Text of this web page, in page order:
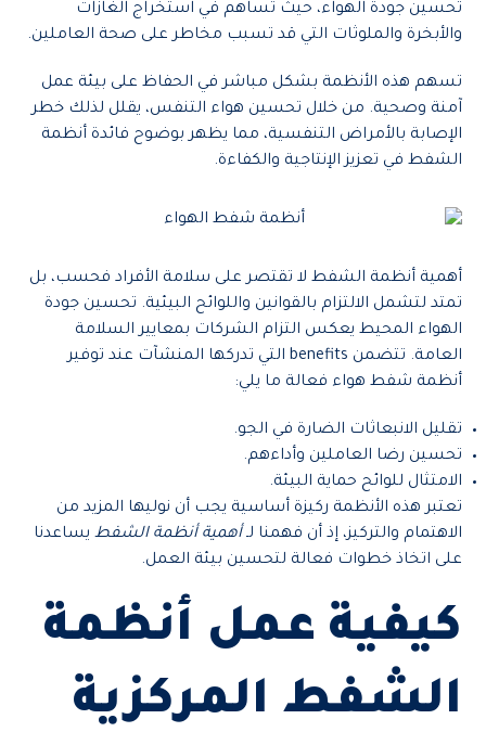
تحسين جودة الهواء، حيث تساهم في استخراج الغازات
والأبخرة والملوثات التي قد تسبب مخاطر على صحة العاملين.
تسهم هذه الأنظمة بشكل مباشر في الحفاظ على بيئة عمل
آمنة وصحية. من خلال تحسين هواء التنفس، يقلل لذلك خطر
الإصابة بالأمراض التنفسية، مما يظهر بوضوح فائدة أنظمة
الشفط في تعزيز الإنتاجية والكفاءة.
أهمية أنظمة الشفط لا تقتصر على سلامة الأفراد فحسب، بل
تمتد لتشمل الالتزام بالقوانين واللوائح البيئية. تحسين جودة
الهواء المحيط يعكس التزام الشركات بمعايير السلامة
العامة. تتضمن benefits التي تدركها المنشآت عند توفير
أنظمة شفط هواء فعالة ما يلي:
تقليل الانبعاثات الضارة في الجو.
تحسين رضا العاملين وأداءهم.
الامتثال للوائح حماية البيئة.
تعتبر هذه الأنظمة ركيزة أساسية يجب أن نوليها المزيد من
الاهتمام والتركيز، إذ أن فهمنا لـأهمية أنظمة الشفط يساعدنا
على اتخاذ خطوات فعالة لتحسين بيئة العمل.
كيفية عمل أنظمة
الشفط المركزية